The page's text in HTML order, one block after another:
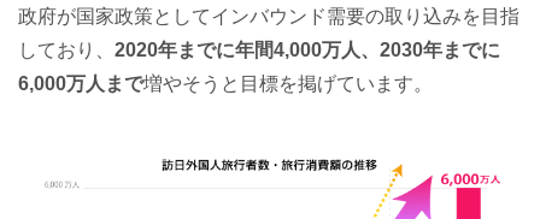
政府が国家政策としてインバウンド需要の取り込みを目指
しており、 2020年までに年間4,000万人、2030年までに
6,000万人まで増やそうと目標を掲げています。